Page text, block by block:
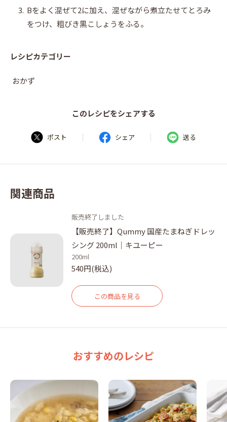
3. Bをよく混ぜて2に加え、混ぜながら煮立たせてとろみ
をつけ、粗びき黒こしょうをふる。
レシピカテゴリー
おかず
このレシピをシェアする
ポスト | シェア | 送る
関連商品
販売終了しました
【販売終了】Qummy 国産たまねぎドレッ
シング 200ml｜キユーピー
200ml
540円(税込)
この商品を見る
おすすめのレシピ